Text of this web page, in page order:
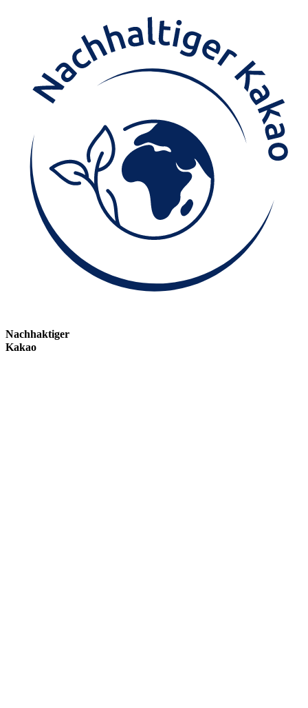
Nachhaktiger
Kakao